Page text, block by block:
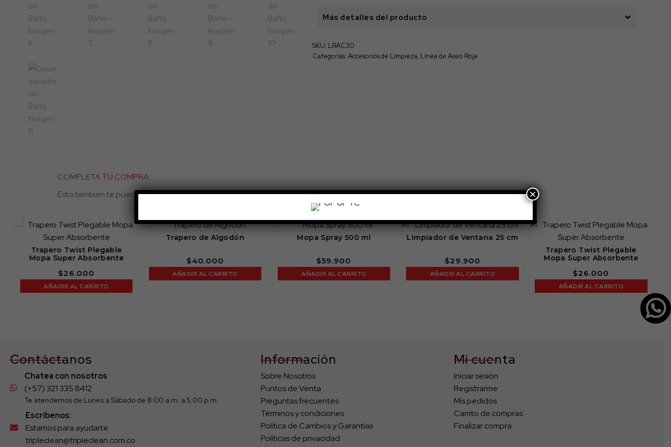
Más detalles del producto
SKU: LRAC30
Categorías:Accesorios de Limpieza, Línea de Aseo Roja
COMPLETATU COMPRA
Esto también te puede gustar...
Trapero Twist Plegable
Mopa Super Absorbente
$26.000
AÑADIR AL CARRITO
Trapero de Algodón
$40.000
AÑADIR AL CARRITO
Mopa Spray 500 ml
$59.900
AÑADIR AL CARRITO
Limpiador de Ventana 25 cm
$29.900
AÑADIR AL CARRITO
Trapero Twist Plegable
Mopa Super Absorbente
$26.000
AÑADIR AL CARRITO
Contáctanos
Chatea con nosotros
(+57) 321 335 8412
Te atendemos de Lunes a Sábado de 8:00 a.m. a 5:00 p.m.
Escríbenos:
Estamos para ayudarte
tripleclean@tripleclean.com.co
Información
Sobre Nosotros
Puntos de Venta
Preguntas frecuentes
Términos y condiciones
Política de Cambios y Garantías
Políticas de privacidad
Mi cuenta
Iniciar sesión
Registrarme
Mis pedidos
Carrito de compras
Finalizar compra
×